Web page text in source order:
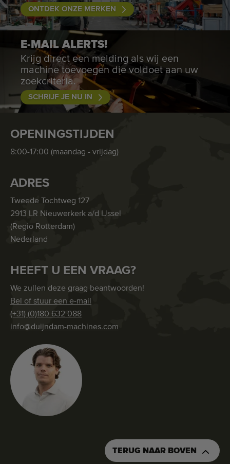
ONTDEK ONZE MERKEN
E-MAIL ALERTS!
Krijg direct een melding als wij een
machine toevoegen die voldoet aan uw
zoekcriteria.
SCHRIJF JE NU IN
OPENINGSTIJDEN
8:00-17:00 (maandag - vrijdag)
ADRES
Tweede Tochtweg 127
2913 LR Nieuwerkerk a/d IJssel
(Regio Rotterdam)
Nederland
HEEFT U EEN VRAAG?
We zullen deze graag beantwoorden!
Bel of stuur een e-mail
(+31) (0)180 632 088
info@duijndam-machines.com
TERUG NAAR BOVEN